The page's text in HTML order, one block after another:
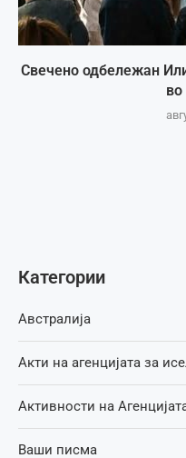
Свечено одбележан
во
Категории
Австралија
Акти на агенцијата за
Активности на
Ваши писма